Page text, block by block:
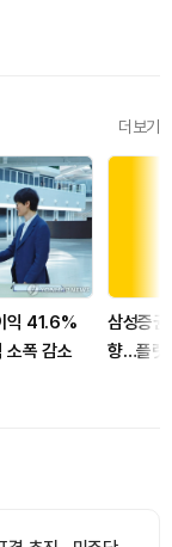
더보기
익 41.6%
소폭 감소
삼성증
향…플랫